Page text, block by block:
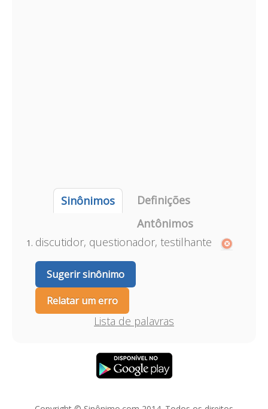
Sinônimos
Definições
Antônimos
discutidor, questionador, testilhante
Sugerir sinônimo
Relatar um erro
Lista de palavras